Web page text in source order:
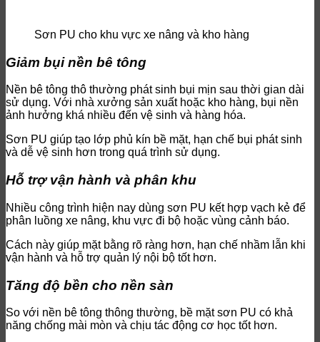
Sơn PU cho khu vực xe nâng và kho hàng
Giảm bụi nền bê tông
Nền bê tông thô thường phát sinh bụi mịn sau thời gian dài
sử dụng. Với nhà xưởng sản xuất hoặc kho hàng, bụi nền
ảnh hưởng khá nhiều đến vệ sinh và hàng hóa.
Sơn PU giúp tạo lớp phủ kín bề mặt, hạn chế bụi phát sinh
và dễ vệ sinh hơn trong quá trình sử dụng.
Hỗ trợ vận hành và phân khu
Nhiều công trình hiện nay dùng sơn PU kết hợp vạch kẻ để
phân luồng xe nâng, khu vực đi bộ hoặc vùng cảnh báo.
Cách này giúp mặt bằng rõ ràng hơn, hạn chế nhầm lẫn khi
vận hành và hỗ trợ quản lý nội bộ tốt hơn.
Tăng độ bền cho nền sàn
So với nền bê tông thông thường, bề mặt sơn PU có khả
năng chống mài mòn và chịu tác động cơ học tốt hơn.